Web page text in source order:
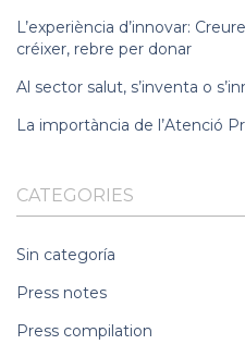
L’experiència d’innovar:
créixer, rebre per donar
Al sector salut, s’inventa o
La importància de l’Atenció
CATEGORIES
Sin categoría
Press notes
Press compilation